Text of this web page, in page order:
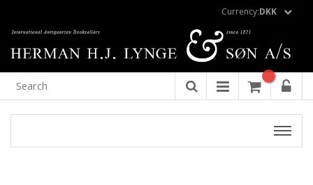
Currency:DKK